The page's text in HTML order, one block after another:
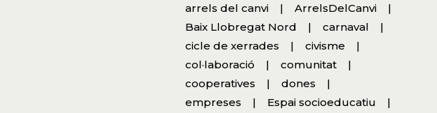
arrels del canvi
ArrelsDelCanvi
Baix Llobregat Nord
carnaval
cicle de xerrades
civisme
col·laboració
comunitat
cooperatives
dones
empreses
Espai socioeducatiu